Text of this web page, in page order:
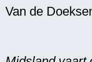
Van de